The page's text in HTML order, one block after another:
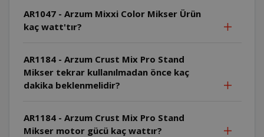
AR1047 - Arzum Mixxi Color Mikser Ürün
kaç watt'tır?
AR1184 - Arzum Crust Mix Pro Stand
Mikser tekrar kullanılmadan önce kaç
dakika beklenmelidir?
AR1184 - Arzum Crust Mix Pro Stand
Mikser motor gücü kaç wattır?